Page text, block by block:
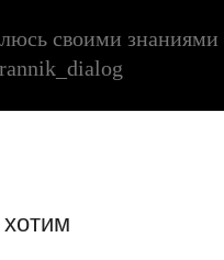
своими